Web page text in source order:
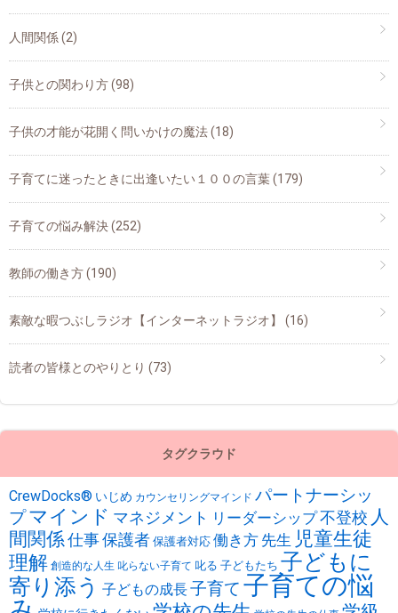
人間関係(2)
子供との関わり方(98)
子供の才能が花開く問いかけの魔法(18)
子育てに迷ったときに出逢いたい１００の言葉(179)
子育ての悩み解決(252)
教師の働き方(190)
素敵な暇つぶしラジオ【インターネットラジオ】 (16)
読者の皆様とのやりとり (73)
タグクラウド
CrewDocks®︎ いじめ カウンセリングマインド パートナーシッ
プマインド マネジメント リーダーシップ不登校 人
間関係 仕事保護者 保護者対応 働き方 先生 児童生徒
理解 創造的な人生 叱らない子育て 叱る 子どもたち 子どもに
寄り添う 子どもの成長子育て 子育ての悩